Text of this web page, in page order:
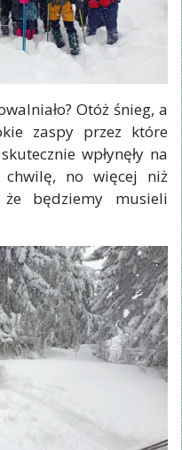
Otóż śnieg, a
zaspy przez które
wpłynęły na
no więcej niż
że będziemy musieli